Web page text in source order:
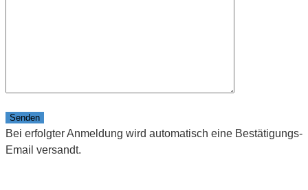
Bitte lasse dieses Feld leer.
Bei erfolgter Anmeldung wird automatisch eine Bestätigungs-
Email versandt.